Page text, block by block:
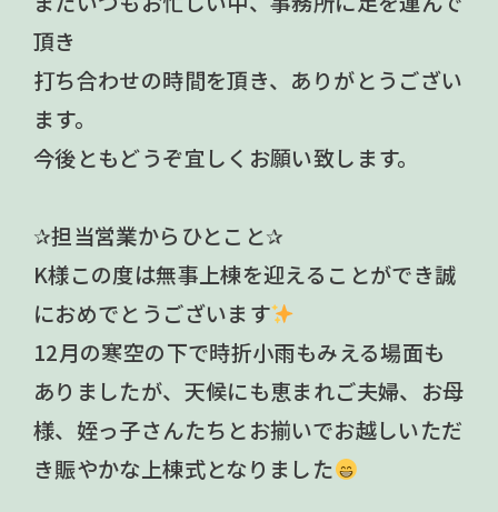
頂き
打ち合わせの時間を頂き、ありがとうござい
ます。
今後ともどうぞ宜しくお願い致します。
✰担当営業からひとこと✰
K様この度は無事上棟を迎えることができ誠
におめでとうございます
12月の寒空の下で時折小雨もみえる場面も
ありましたが、天候にも恵まれご夫婦、お母
様、姪っ子さんたちとお揃いでお越しいただ
き賑やかな上棟式となりました